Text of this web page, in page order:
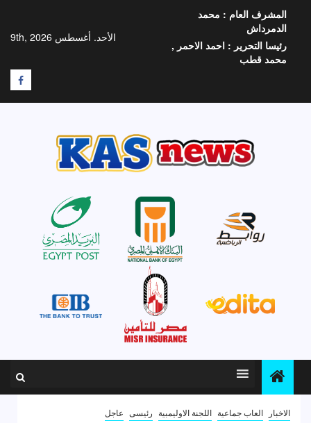
المحتوى
الأحد. أغسطس 9th, 2026
المشرف العام : محمد
الدمرداش
رئيسا التحرير : احمد الاحمر ,
محمد قطب
F
الاخبار العاب جماعية اللجنة الاوليمبية رئيسى عاجل